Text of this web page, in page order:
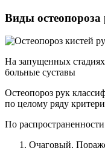
Виды остеопороза
На запущенных
больные суставы
Остеопороз рук
по целому ряду
По
Очаговый.